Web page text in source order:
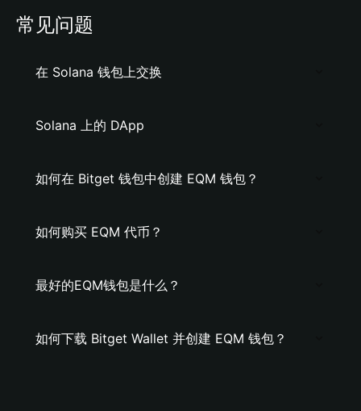
常见问题
在 Solana 钱包上交换
Solana 上的 DApp
如何在 Bitget 钱包中创建 EQM 钱包？
如何购买 EQM 代币？
最好的EQM钱包是什么？
如何下载 Bitget Wallet 并创建 EQM 钱包？